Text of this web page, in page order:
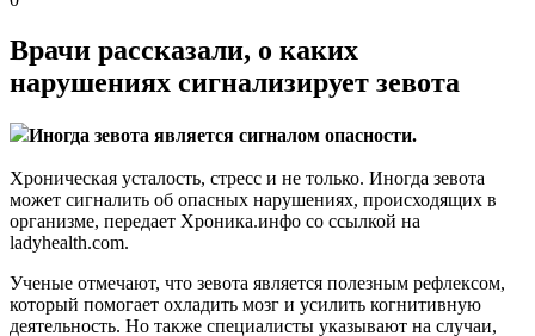
Врачи рассказали, о каких
нарушениях сигнализирует зевота
Иногда зевота является сигналом опасности.
Хроническая усталость, стресс и не только. Иногда зевота
может сигналить об опасных нарушениях, происходящих в
организме, передает Хроника.инфо со ссылкой на
ladyhealth.com.
Ученые отмечают, что зевота является полезным рефлексом,
который помогает охладить мозг и усилить когнитивную
деятельность. Но также специалисты указывают на случаи,